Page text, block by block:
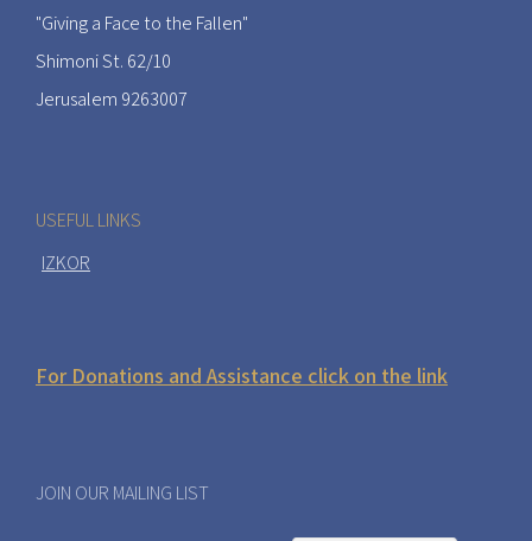
"Giving a Face to the Fallen"
Shimoni St. 62/10
Jerusalem 9263007
USEFUL LINKS
IZKOR
For Donations and Assistance click on the link
JOIN OUR MAILING LIST